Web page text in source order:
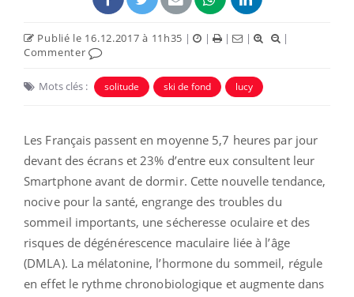
Publié le 16.12.2017 à 11h35 | | | |
|
Commenter
Mots clés : solitude ski de fond lucy
Les Français passent en moyenne 5,7 heures par jour
devant des écrans et 23% d’entre eux consultent leur
Smartphone avant de dormir. Cette nouvelle tendance,
nocive pour la santé, engrange des troubles du
sommeil importants, une sécheresse oculaire et des
risques de dégénérescence maculaire liée à l’âge
(DMLA). La mélatonine, l’hormone du sommeil, régule
en effet le rythme chronobiologique et augmente dans